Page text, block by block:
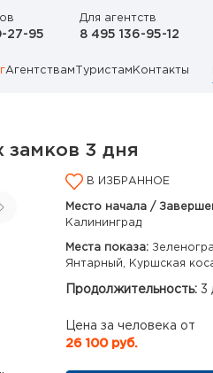
27-95
Для агентств
8 495 136-95-12
Агентствам Туристам Контакты
замков 3 дня
В ИЗБРАННОЕ
Место начала /
Калининград
Места показа:
Янтарный, Куршская
Продолжительность: 3
Цена за человека от
26 100 руб.